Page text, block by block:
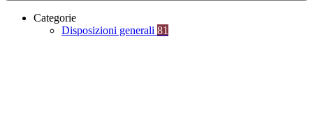
Categorie
Disposizioni generali 81